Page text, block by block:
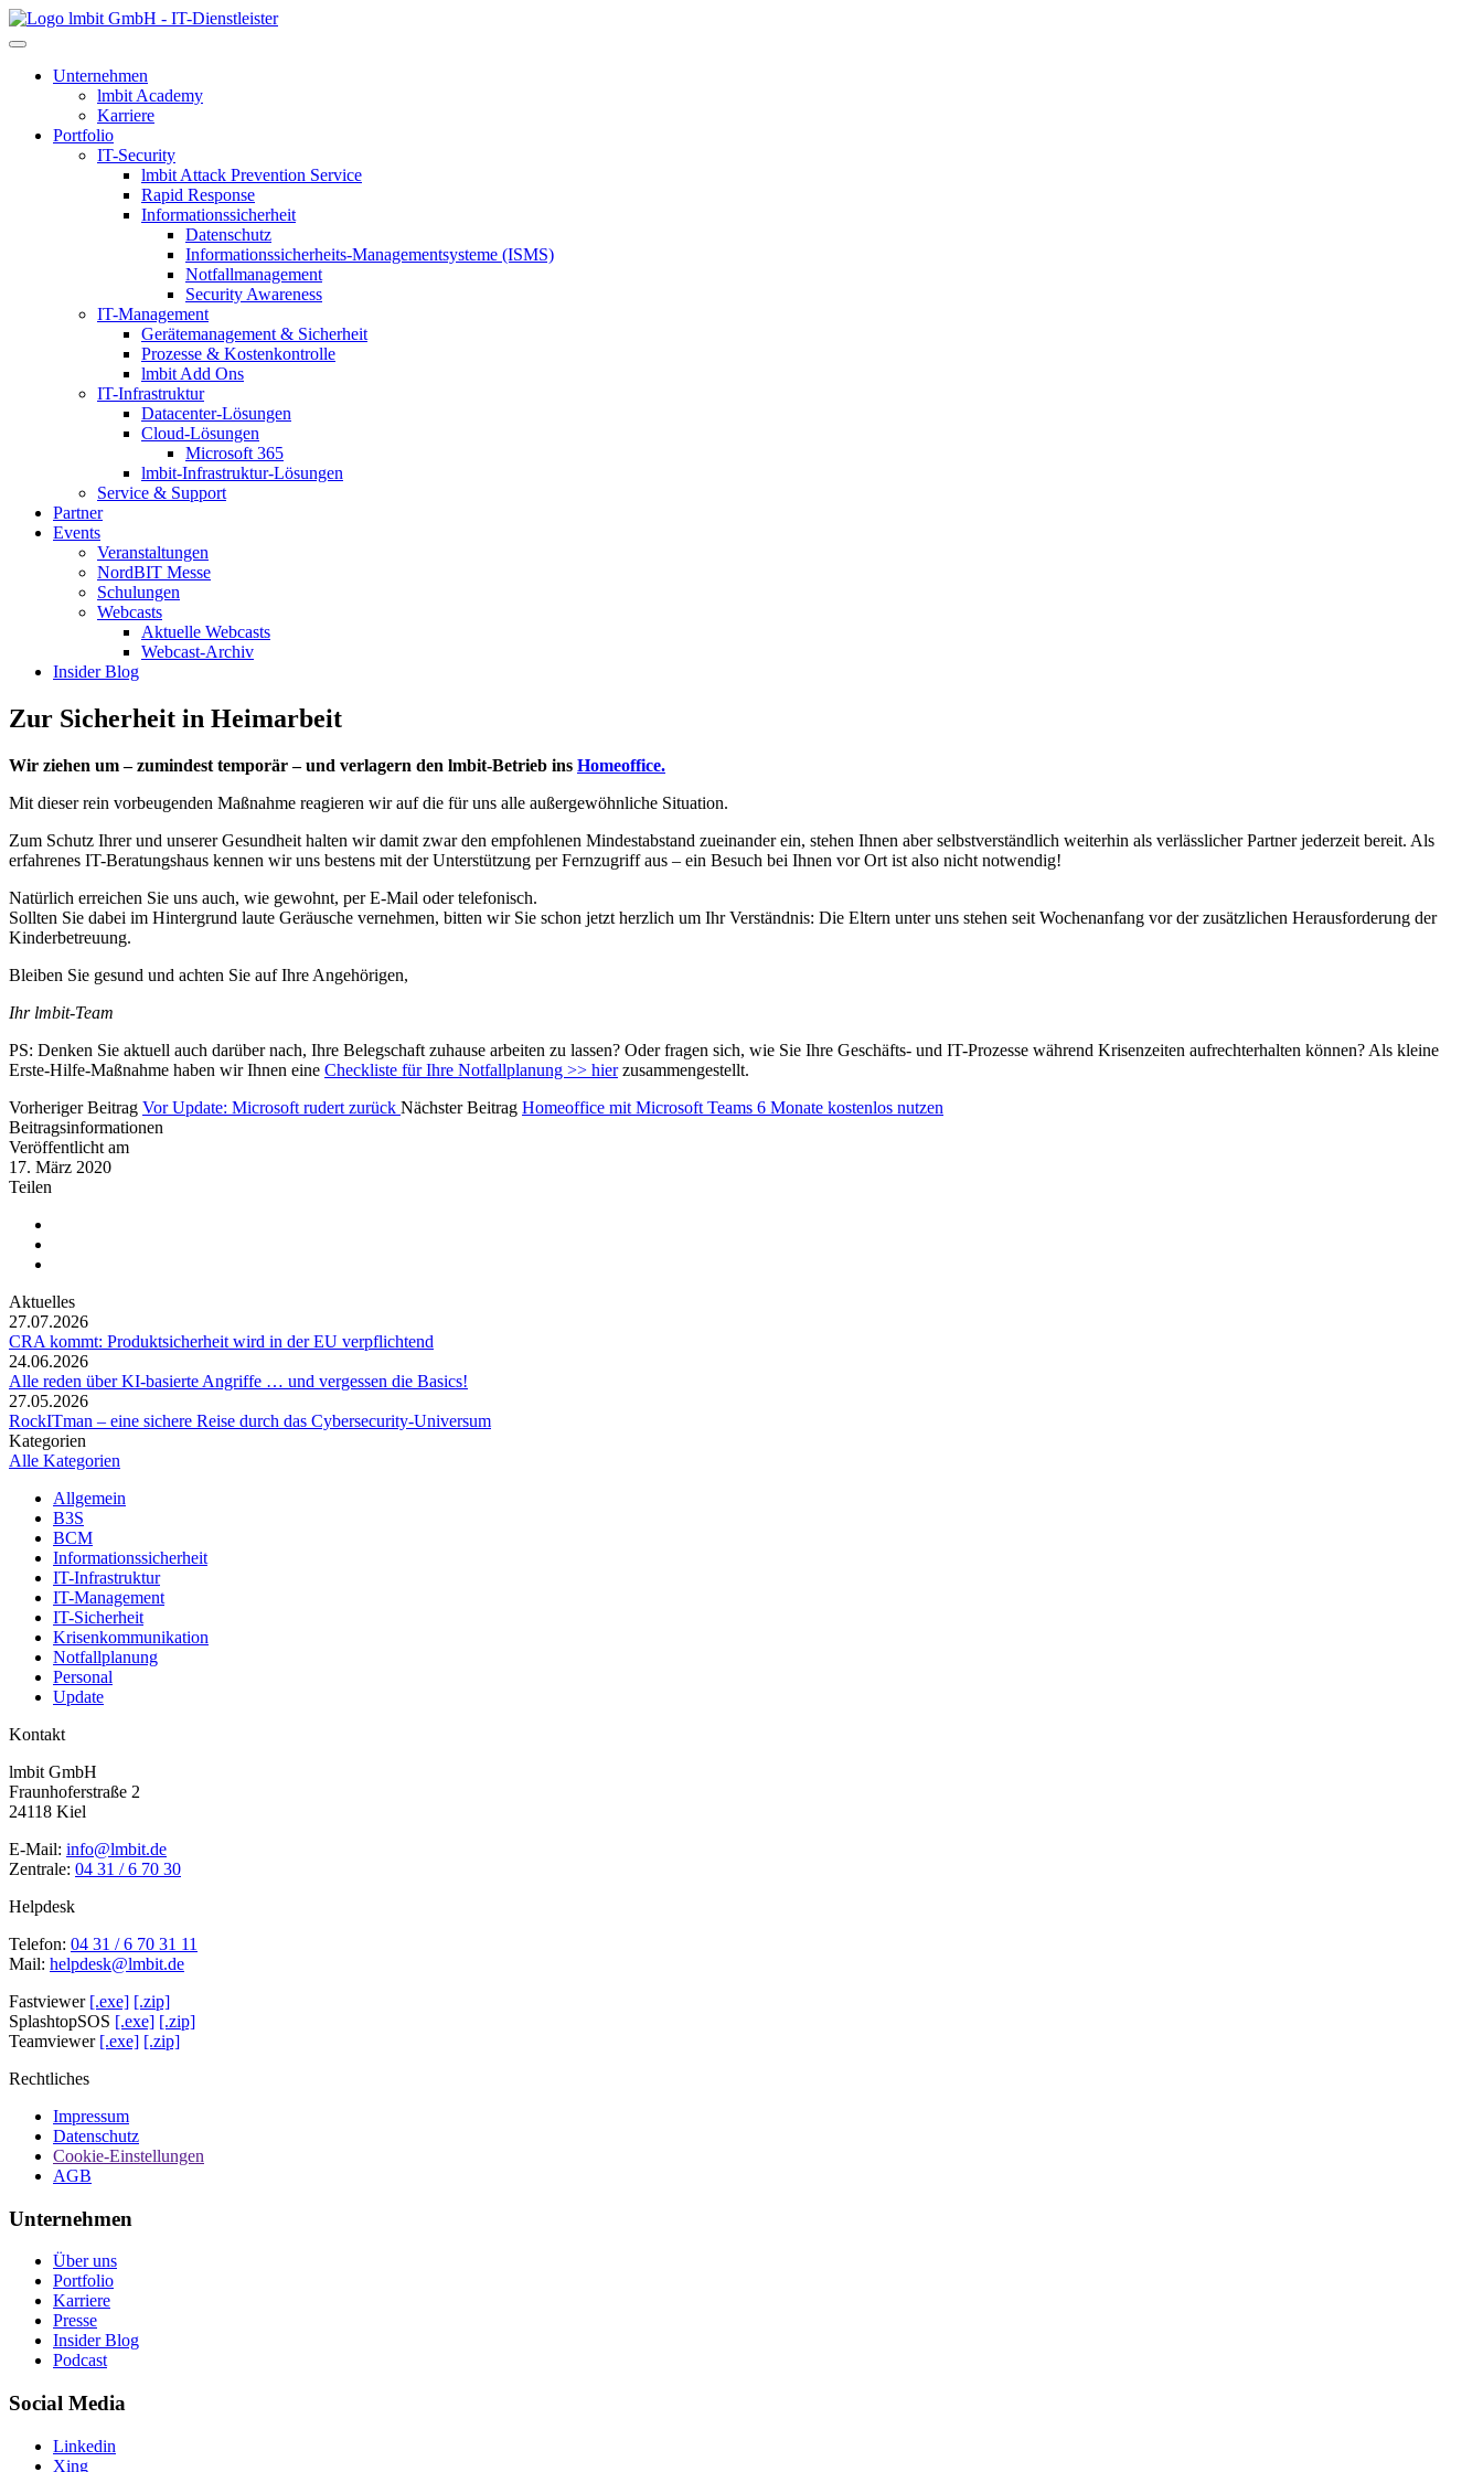
lmbit GmbH - IT-Dienstleister
Unternehmen
lmbit Academy
Karriere
Portfolio
IT-Security
lmbit Attack Prevention Service
Rapid Response
Informationssicherheit
Datenschutz
Informationssicherheits-Managementsysteme (ISMS)
Notfallmanagement
Security Awareness
IT-Management
Gerätemanagement & Sicherheit
Prozesse & Kostenkontrolle
lmbit Add Ons
IT-Infrastruktur
Datacenter-Lösungen
Cloud-Lösungen
Microsoft 365
lmbit-Infrastruktur-Lösungen
Service & Support
Partner
Events
Veranstaltungen
NordBIT Messe
Schulungen
Webcasts
Aktuelle Webcasts
Webcast-Archiv
Insider Blog
Zur Sicherheit in Heimarbeit
Wir ziehen um – zumindest temporär – und verlagern den lmbit-Betrieb ins Homeoffice.
Mit dieser rein vorbeugenden Maßnahme reagieren wir auf die für uns alle außergewöhnliche Situation.
Zum Schutz Ihrer und unserer Gesundheit halten wir damit zwar den empfohlenen Mindestabstand zueinander ein, stehen Ihnen aber selbstverständlich weiterhin als verlässlicher Partner jederzeit bereit. Als
erfahrenes IT-Beratungshaus kennen wir uns bestens mit der Unterstützung per Fernzugriff aus – ein Besuch bei Ihnen vor Ort ist also nicht notwendig!
Natürlich erreichen Sie uns auch, wie gewohnt, per E-Mail oder telefonisch.
Sollten Sie dabei im Hintergrund laute Geräusche vernehmen, bitten wir Sie schon jetzt herzlich um Ihr Verständnis: Die Eltern unter uns stehen seit Wochenanfang vor der zusätzlichen Herausforderung der
Kinderbetreuung.
Bleiben Sie gesund und achten Sie auf Ihre Angehörigen,
Ihr lmbit-Team
PS: Denken Sie aktuell auch darüber nach, Ihre Belegschaft zuhause arbeiten zu lassen? Oder fragen sich, wie Sie Ihre Geschäfts- und IT-Prozesse während Krisenzeiten aufrechterhalten können? Als kleine
Erste-Hilfe-Maßnahme haben wir Ihnen eine Checkliste für Ihre Notfallplanung >> hierzusammengestellt.
Vorheriger Beitrag Vor Update: Microsoft rudert zurück Nächster Beitrag Homeoffice mit Microsoft Teams 6 Monate kostenlos nutzen
Beitragsinformationen
Veröffentlicht am
17. März 2020
Teilen
Aktuelles
27.07.2026
CRA kommt: Produktsicherheit wird in der EU verpflichtend
24.06.2026
Alle reden über KI-basierte Angriffe … und vergessen die Basics!
27.05.2026
RockITman – eine sichere Reise durch das Cybersecurity-Universum
Kategorien
Alle Kategorien
Allgemein
B3S
BCM
Informationssicherheit
IT-Infrastruktur
IT-Management
IT-Sicherheit
Krisenkommunikation
Notfallplanung
Personal
Update
Kontakt
lmbit GmbH
Fraunhoferstraße 2
24118 Kiel
E-Mail: info@lmbit.de
Zentrale: 04 31 / 6 70 30
Helpdesk
Telefon: 04 31 / 6 70 31 11
Mail: helpdesk@lmbit.de
Fastviewer [.exe] [.zip]
SplashtopSOS [.exe] [.zip]
Teamviewer [.exe] [.zip]
Rechtliches
Impressum
Datenschutz
Cookie-Einstellungen
AGB
Unternehmen
Über uns
Portfolio
Karriere
Presse
Insider Blog
Podcast
Social Media
Linkedin
Xing